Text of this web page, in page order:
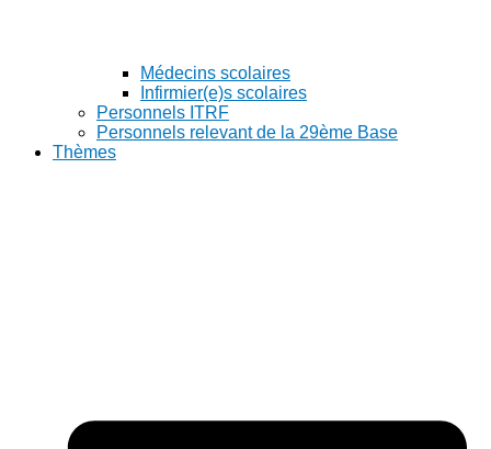
Médecins scolaires
Infirmier(e)s scolaires
Personnels ITRF
Personnels relevant de la 29ème Base
Thèmes